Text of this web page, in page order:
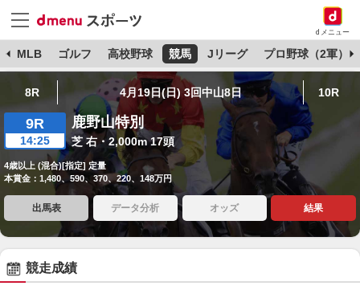
dメニュー
MLB ゴルフ 高校野球 競馬 Jリーグ プロ野球（2軍）
8R 4月19日(日) 3回中山8日 10R
9R
14:25
鹿野山特別
芝 右・2,000m 17頭
4歳以上 (混合)[指定] 定量
本賞金：1,480、590、370、220、148万円
出馬表 データ分析 オッズ 結果
競走成績